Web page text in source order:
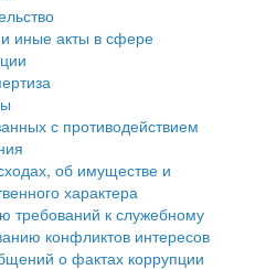
иные акты в сфере
с противодействием
об имуществе и
характера
требований к служебному
конфликтов интересов
о фактах коррупции